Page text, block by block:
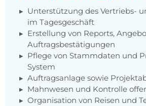
Unterstützung des Vertriebs-
im Tagesgeschäft
Erstellung von Reports,
Auftragsbestätigungen
Pflege von Stammdaten und
System
Auftragsanlage sowie
Mahnwesen und Kontrolle
Organisation von Reisen und